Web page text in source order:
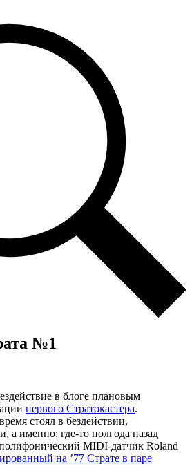
№1
в блоге плановым
первого Стратокастера.
стоял в бездействии,
а именно: где-то полгода назад
MIDI-датчик Roland
на ’77 Страте в паре